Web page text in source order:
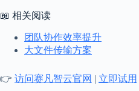
📖 相关阅读
团队协作效率提升
大文件传输方案
👉 访问赛凡智云官网 | 立即试用